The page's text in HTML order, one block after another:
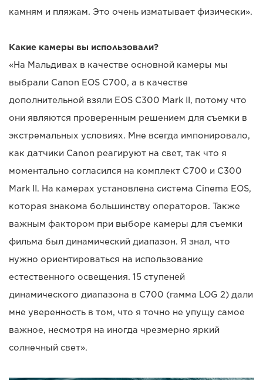
камням и пляжам. Это очень изматывает физически».
Какие камеры вы использовали?
«На Мальдивах в качестве основной камеры мы
выбрали Canon EOS C700, а в качестве
дополнительной взяли EOS C300 Mark II, потому что
они являются проверенным решением для съемки в
экстремальных условиях. Мне всегда импонировало,
как датчики Canon реагируют на свет, так что я
моментально согласился на комплект C700 и C300
Mark II. На камерах установлена система Cinema EOS,
которая знакома большинству операторов. Также
важным фактором при выборе камеры для съемки
фильма был динамический диапазон. Я знал, что
нужно ориентироваться на использование
естественного освещения. 15 ступеней
динамического диапазона в C700 (гамма LOG 2) дали
мне уверенность в том, что я точно не упущу самое
важное, несмотря на иногда чрезмерно яркий
солнечный свет».